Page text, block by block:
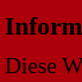
Diese